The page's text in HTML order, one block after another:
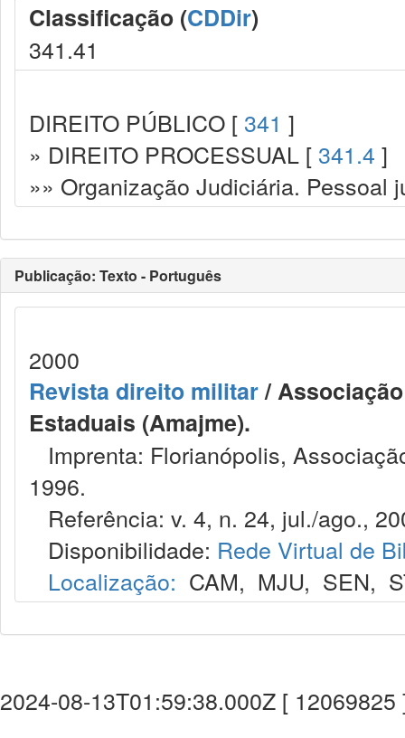
Classificação (CDDir)
341.41
DIREITO PÚBLICO [ 341 ]
» DIREITO PROCESSUAL [ 341.4 ]
»» Organização Judiciária. Pessoal
Publicação: Texto - Português
2000
Revista direito militar/
Estaduais (Amajme).
Imprenta: Florianópolis,
1996.
Referência: v. 4, n. 24, jul./ago.,
Disponibilidade: Rede Virtual de
Localização: CAM, MJU, SEN,
2024-08-13T01:59:38.000Z [ 12069825